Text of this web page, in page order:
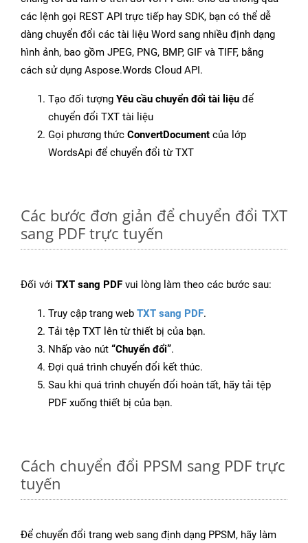
các lệnh gọi REST API trực tiếp hay SDK, bạn có thể dễ
dàng chuyển đổi các tài liệu Word sang nhiều định dạng
hình ảnh, bao gồm JPEG, PNG, BMP, GIF và TIFF, bằng
cách sử dụng Aspose.Words Cloud API.
Tạo đối tượng Yêu cầu chuyển đổi tài liệu để
chuyển đổi TXT tài liệu
Gọi phương thức ConvertDocument của lớp
WordsApi để chuyển đổi từ TXT
Các bước đơn giản để chuyển đổi TXT
sang PDF trực tuyến
Đối với TXT sang PDF vui lòng làm theo các bước sau:
Truy cập trang web TXT sang PDF.
Tải tệp TXT lên từ thiết bị của bạn.
Nhấp vào nút “Chuyển đổi”.
Đợi quá trình chuyển đổi kết thúc.
Sau khi quá trình chuyển đổi hoàn tất, hãy tải tệp
PDF xuống thiết bị của bạn.
Cách chuyển đổi PPSM sang PDF trực
tuyến
Để chuyển đổi trang web sang định dạng PPSM, hãy làm